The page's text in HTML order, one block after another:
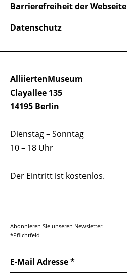
AlliiertenMuseum
Clayallee 135
14195 Berlin
Dienstag – Sonntag
10 – 18 Uhr
Der Eintritt ist kostenlos.
Barrierefreiheit der Webseite
Datenschutz
Abonnieren Sie unseren Newsletter.
*Pflichtfeld
E-Mail Adresse